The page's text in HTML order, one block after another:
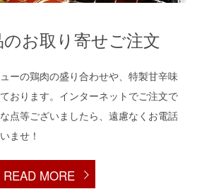
お取り寄せご注文
ーの鶏肉の盛り合わせや、特製甘辛味
おります。インターネットでご注文で
点等ございましたら、遠慮なくお電話
ませ！
READ MORE